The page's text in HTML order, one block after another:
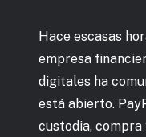
Hace escasas
empresa
digitales ha
está abierto.
custodia,